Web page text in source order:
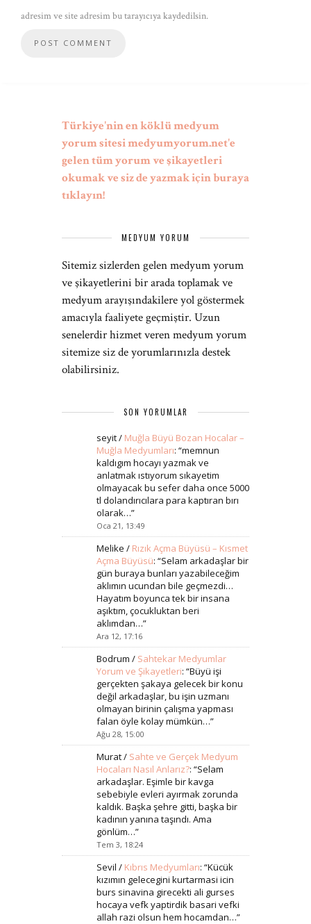
adresim ve site adresim bu tarayıcıya kaydedilsin.
Türkiye'nin en köklü medyum
yorum sitesi medyumyorum.net'e
gelen tüm yorum ve şikayetleri
okumak ve siz de yazmak için buraya
tıklayın!
MEDYUM YORUM
Sitemiz sizlerden gelen medyum yorum
ve şikayetlerini bir arada toplamak ve
medyum arayışındakilere yol göstermek
amacıyla faaliyete geçmiştir. Uzun
senelerdir hizmet veren medyum yorum
sitemize siz de yorumlarınızla destek
olabilirsiniz.
SON YORUMLAR
seyit/ Muğla Büyü Bozan Hocalar –
Muğla Medyumları: “memnun
kaldıgım hocayı yazmak ve
anlatmak ıstıyorum sıkayetim
olmayacak bu sefer daha once 5000
tl dolandırıcılara para kaptıran bırı
olarak…”
Oca 21, 13:49
Melike / Rızık Açma Büyüsü – Kısmet
Açma Büyüsü: “Selam arkadaşlar bir
gün buraya bunları yazabileceğim
aklımın ucundan bile geçmezdi…
Hayatım boyunca tek bir insana
aşıktım, çocukluktan beri
aklımdan…”
Ara 12, 17:16
Bodrum / Sahtekar Medyumlar
Yorum ve Şikayetleri: “Büyü işi
gerçekten şakaya gelecek bir konu
değil arkadaşlar, bu işin uzmanı
olmayan birinin çalışma yapması
falan öyle kolay mümkün…”
Ağu 28, 15:00
Murat/ Sahte ve Gerçek Medyum
Hocaları Nasıl Anlarız?: “Selam
arkadaşlar. Eşimle bir kavga
sebebiyle evleri ayırmak zorunda
kaldık. Başka şehre gitti, başka bir
kadının yanına taşındı. Ama
gönlüm…”
Tem 3, 18:24
Sevil / Kıbrıs Medyumları: “Kücük
kızımın gelecegini kurtarmasi icin
burs sinavina girecekti ali gurses
hocaya vefk yaptirdik basari vefki
allah razi olsun hem hocamdan…”